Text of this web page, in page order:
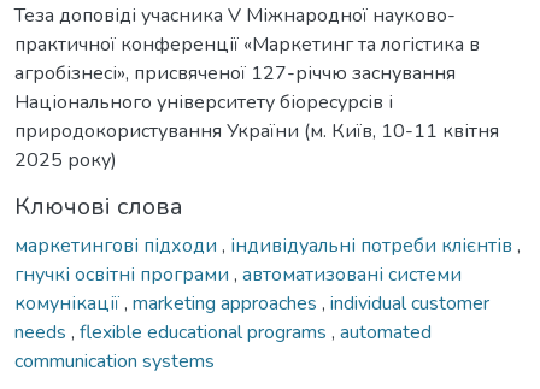
Теза доповіді учасника V Міжнародної науково-
практичної конференції «Маркетинг та логістика в
агробізнесі», присвяченої 127-річчю заснування
Національного університету біоресурсів і
природокористування України (м. Київ, 10-11 квітня
2025 року)
Ключові слова
маркетингові підходи , індивідуальні потреби клієнтів ,
гнучкі освітні програми , автоматизовані системи
комунікації, marketing approaches , individual customer
needs , flexible educational programs , automated
communication systems